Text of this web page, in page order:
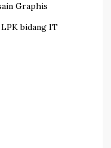
Graphis
bidang IT